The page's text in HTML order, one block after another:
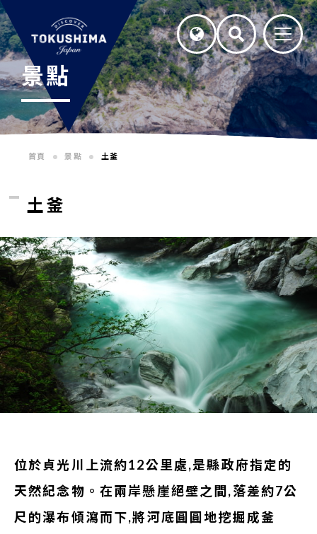
景點
首頁 景點 土釜
土釜
位於貞光川上流約12公里處,是縣政府指定的
天然紀念物。在兩岸懸崖絕壁之間,落差約7公
尺的瀑布傾瀉而下,將河底圓圓地挖掘成釜